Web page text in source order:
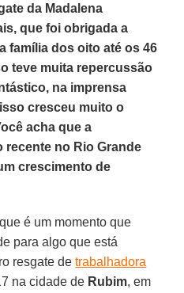
da Madalena
que foi obrigada a
família dos oito até os 46
teve muita repercussão
na imprensa
cresceu muito o
acha que a
recente no Rio Grande
crescimento de
é um momento que
para algo que está
resgate detrabalhadora
na cidade de Rubim, em